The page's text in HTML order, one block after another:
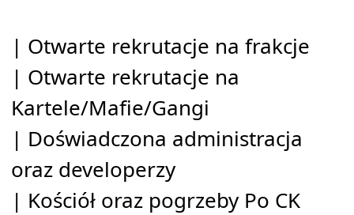
| Otwarte rekrutacje na frakcje
| Otwarte rekrutacje na
Kartele/Mafie/Gangi
| Doświadczona administracja
oraz developerzy
| Kościół oraz pogrzeby Po CK ️